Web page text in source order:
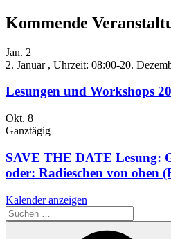
Kommende
Jan. 2
2. Januar , Uhrzeit: 08:00-20.
Lesungen und Workshops
Okt. 8
Ganztägig
SAVE THE DATE Lesung:
oder: Radieschen von oben
Kalender anzeigen
Suche
nach: